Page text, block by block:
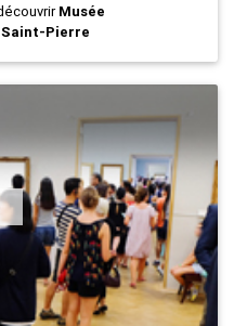
Musée
Saint-Pierre